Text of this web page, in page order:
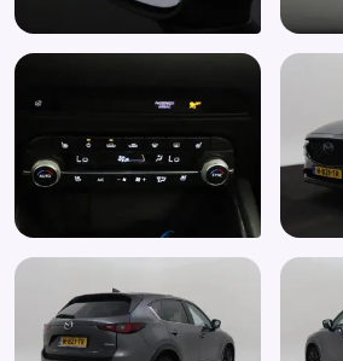
Elektronisch Stabiliteits Programma
Extra getint glas achter
File assistent
Full-LED koplampen
Grootlichtassistent
Hill hold functie
Keyless entry
Keyless start
Koplampen adaptief